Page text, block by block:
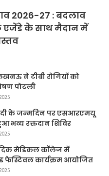
2026-27 : बदलाव
के साथ मैदान में
ने टीबी रोगियों को
पोटली
के जन्मदिन पर एसआरएमयू
भव्य रक्तदान शिविर
मेडिकल कॉलेज में
फेस्टिवल कार्यक्रम आयोजित